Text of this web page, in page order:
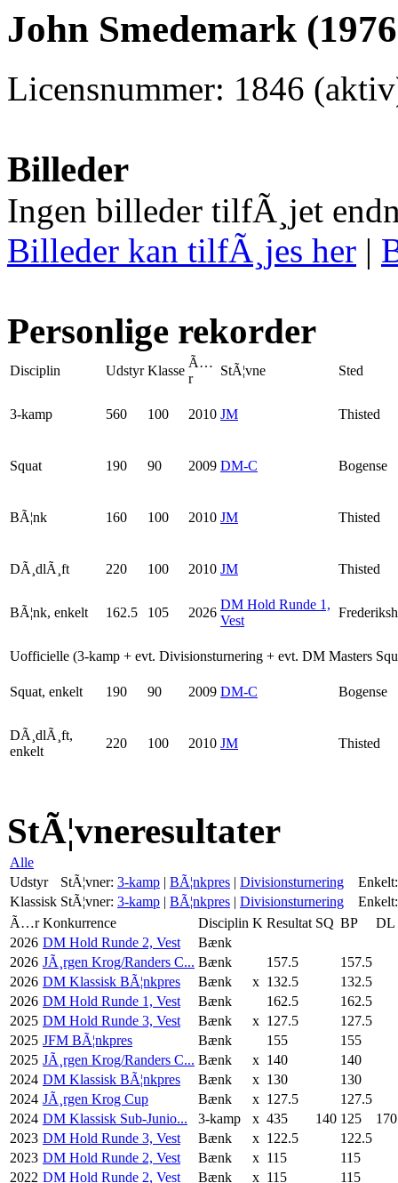
John Smedemark
Licensnummer: 1846
Billeder
Ingen billeder tilfÃ¸jet
Billeder kan tilfÃ¸jes her |
Personlige rekorder
Disciplin Udstyr Klasse
Ã…
r
StÃ¦vne Sted
3-kamp 560 100 2010 JM Thisted
Squat 190 90 2009 DM-C Bogense
BÃ¦nk 160 100 2010 JM Thisted
DÃ¸dlÃ¸ft 220 100 2010 JM Thisted
BÃ¦nk, enkelt 162.5 105 2026
DM Hold Runde 1,
Vest
Uofficielle (3-kamp + evt. Divisionsturnering + evt. DM Masters
Squat, enkelt 190 90 2009 DM-C Bogense
DÃ¸dlÃ¸ft,
enkelt
220 100 2010 JM Thisted
StÃ¦vneresultater
Alle
Udstyr
StÃ¦vner: 3-kamp | BÃ¦nkpres | Divisionsturnering
Enkelt:
Klassisk StÃ¦vner: 3-kamp | BÃ¦nkpres | Divisionsturnering
Enkelt:
Ã…r Konkurrence Disciplin K Resultat SQ BP
DL
2026 DM Hold Runde 2, Vest
Bænk
2026 JÃ¸rgen Krog/Randers C... Bænk 157.5
157.5
2026 DM Klassisk BÃ¦nkpres Bænk x 132.5
132.5
2026 DM Hold Runde 1, Vest Bænk 162.5
162.5
2025 DM Hold Runde 3, Vest Bænk x 127.5
127.5
2025 JFM BÃ¦nkpres Bænk 155
155
2025 JÃ¸rgen Krog/Randers C... Bænk x 140
140
2024 DM Klassisk BÃ¦nkpres Bænk x 130
130
2024 JÃ¸rgen Krog Cup Bænk x 127.5
127.5
2024 DM Klassisk Sub-Junio... 3-kamp x 435 140 125
170
2023 DM Hold Runde 3, Vest Bænk x 122.5
122.5
2023 DM Hold Runde 2, Vest Bænk x 115
115
2022 DM Hold Runde 2, Vest Bænk x 115
115